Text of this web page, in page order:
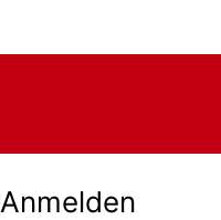
Anmelden